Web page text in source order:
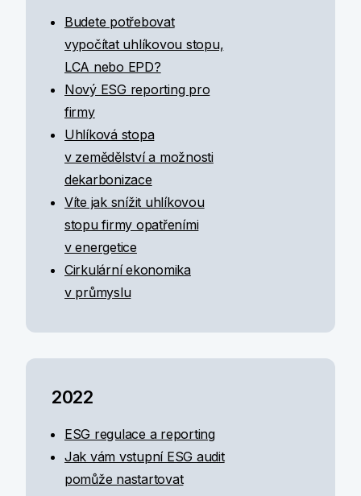
Budete potřebovat
vypočítat uhlíkovou stopu,
LCA nebo EPD?
Nový ESG reporting pro
firmy
Uhlíková stopa
v zemědělství a možnosti
dekarbonizace
Víte jak snížit uhlíkovou
stopu firmy opatřeními
v energetice
Cirkulární ekonomika
v průmyslu
2022
ESG regulace a reporting
Jak vám vstupní ESG audit
pomůže nastartovat